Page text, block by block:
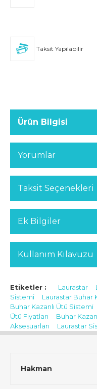
Taksit Yapılabilir
Ürün Bilgisi
Yorumlar
Taksit Seçenekleri
Ek Bilgiler
Kullanım Kılavuzu
Etiketler : Laurastar
Sistemi
Laurastar Buhar
Buhar Kazanlı Ütü Sistemi
Ütü Fiyatları
Buhar
Aksesuarları
Laurastar
Hakman